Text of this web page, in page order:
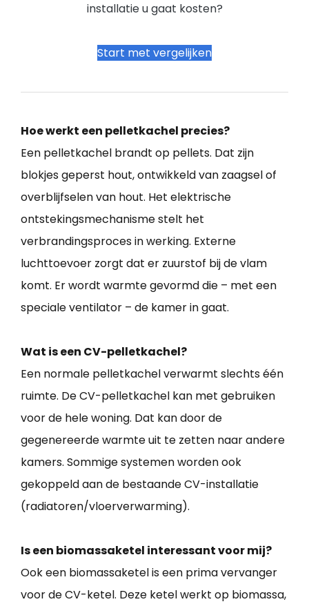
installatie u gaat kosten?
Start met vergelijken
Hoe werkt een pelletkachel precies?
Een pelletkachel brandt op pellets. Dat zijn
blokjes geperst hout, ontwikkeld van zaagsel of
overblijfselen van hout. Het elektrische
ontstekingsmechanisme stelt het
verbrandingsproces in werking. Externe
luchttoevoer zorgt dat er zuurstof bij de vlam
komt. Er wordt warmte gevormd die – met een
speciale ventilator – de kamer in gaat.
Wat is een CV-pelletkachel?
Een normale pelletkachel verwarmt slechts één
ruimte. De CV-pelletkachel kan met gebruiken
voor de hele woning. Dat kan door de
gegenereerde warmte uit te zetten naar andere
kamers. Sommige systemen worden ook
gekoppeld aan de bestaande CV-installatie
(radiatoren/vloerverwarming).
Is een biomassaketel interessant voor mij?
Ook een biomassaketel is een prima vervanger
voor de CV-ketel. Deze ketel werkt op biomassa,